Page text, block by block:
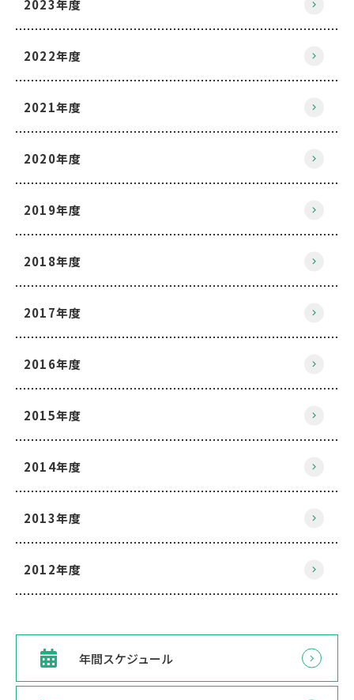
2023年度
2022年度
2021年度
2020年度
2019年度
2018年度
2017年度
2016年度
2015年度
2014年度
2013年度
2012年度
年間スケジュール